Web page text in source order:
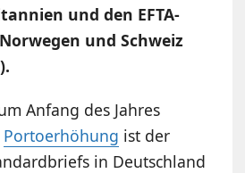
und den EFTA-
und Schweiz
Anfang des Jahres
Portoerhöhung ist der
in Deutschland